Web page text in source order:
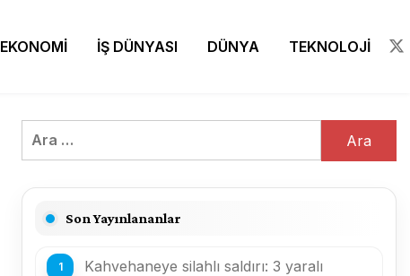
EKONOMİ İŞ DÜNYASI DÜNYA TEKNOLOJİ
Arama:
Son Yayınlananlar
Kahvehaneye silahlı saldırı: 3 yaralı